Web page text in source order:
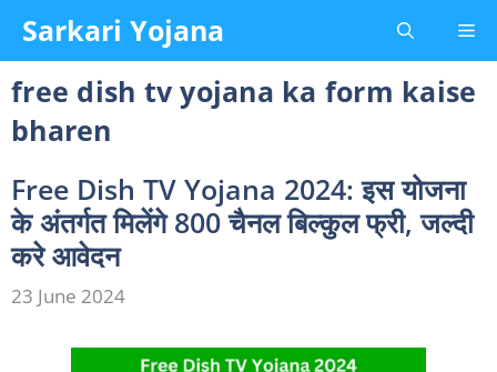
content
Sarkari Yojana
free dish tv yojana ka form kaise
bharen
Free Dish TV Yojana 2024: इस योजना
के अंतर्गत मिलेंगे 800 चैनल बिल्कुल फ्री, जल्दी
करे आवेदन
23 June 2024